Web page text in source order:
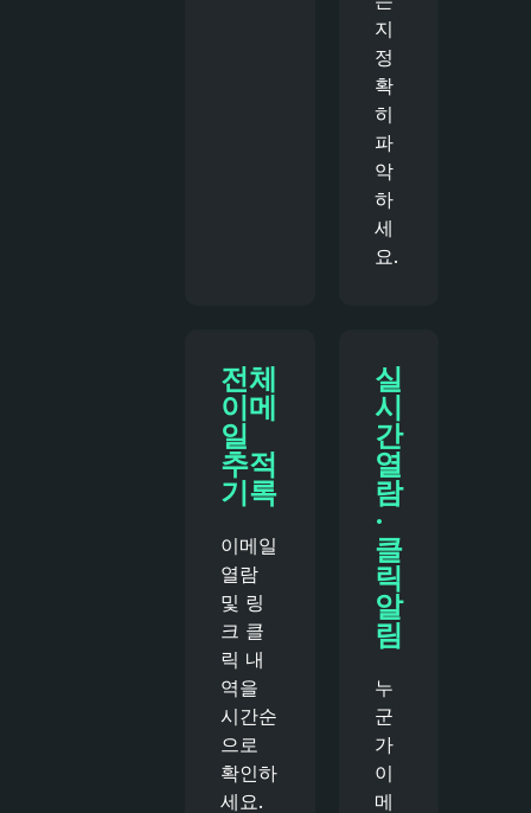
지
정
확
히
파
악
하
세
요.
전체
이메
일
추적
기록
이메일
열람
및 링
크 클
릭 내
역을
시간순
으로
확인하
세요.
실
시
간
열
람
·
클
릭
알
림
누
군
가
이
메